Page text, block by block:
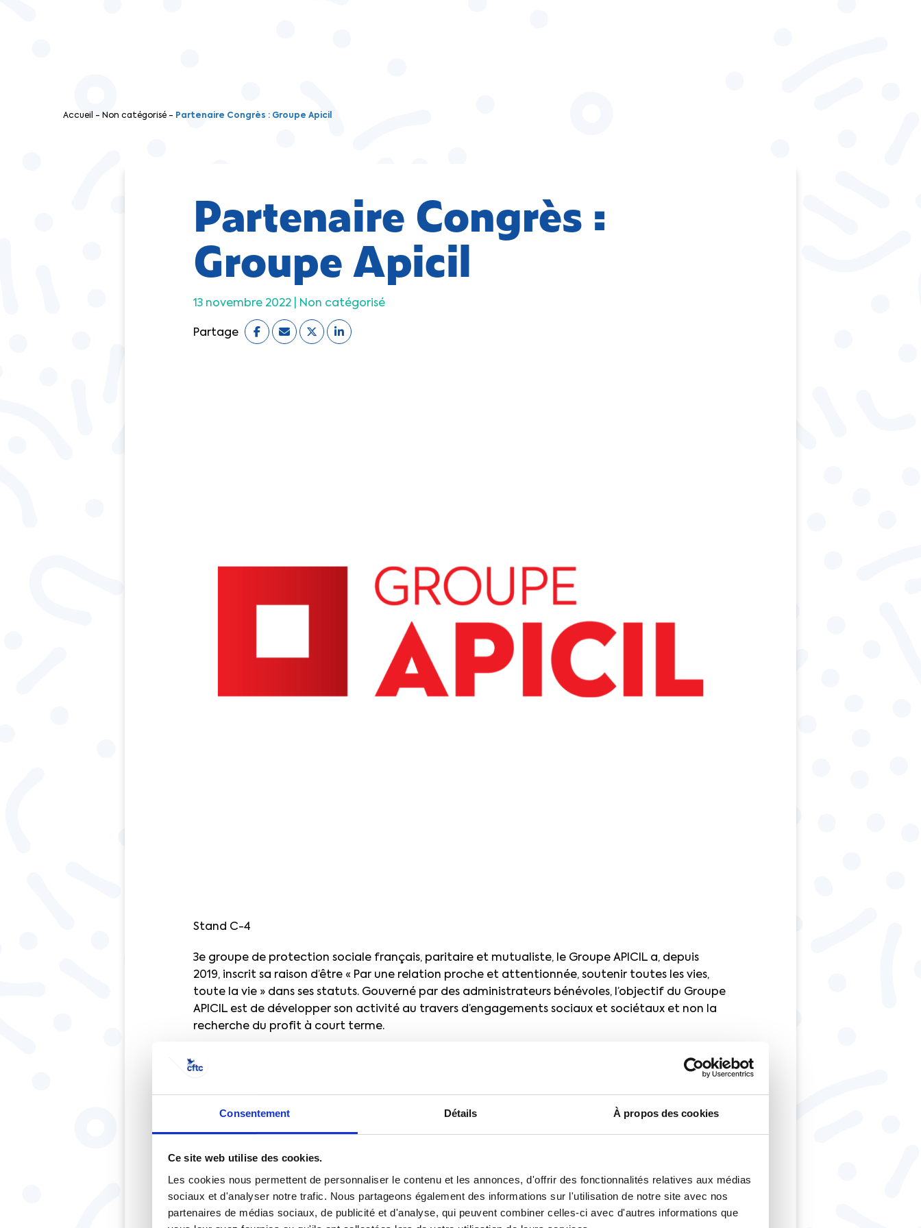
Consentement Détails À propos des cookies
Ce site web utilise des cookies.
Les cookies nous permettent de personnaliser le contenu et les annonces, d'offrir des fonctionnalités relatives aux médias
sociaux et d'analyser notre trafic. Nous partageons également des informations sur l'utilisation de notre site avec nos
partenaires de médias sociaux, de publicité et d'analyse, qui peuvent combiner celles-ci avec d'autres informations que
Accueil - Non catégorisé - Partenaire Congrès : Groupe Apicil
Partenaire Congrès :
Groupe Apicil
13 novembre 2022 | Non catégorisé
Partage
Stand C-4
3e groupe de protection sociale français, paritaire et mutualiste, le Groupe APICIL a, depuis
2019, inscrit sa raison d’être « Par une relation proche et attentionnée, soutenir toutes les vies,
toute la vie » dans ses statuts. Gouverné par des administrateurs bénévoles, l’objectif du Groupe
APICIL est de développer son activité au travers d’engagements sociaux et sociétaux et non la
recherche du profit à court terme.
Parmi ces engagements, le Groupe APICIL a pour ambition de devenir une entreprise reconnue
en matière d’inclusion dans ses actions et dans la société au sens large. Plus que d’exemplarité, il
prenantes : la société, les collaborateurs et futurs salariés, les clients, les partenaires, les
Le Groupe s’appuie par exemple sur l’action sociale, qui agit comme un « incubateur » en
apportant un appui en termes d’accompagnement et/ou de financement dans la création et
la mise en œuvre de projets ou actions à visée sociétale. Ce soutien pour l’intégration des plus
fragilisés dans notre société se manifeste dans l’accompagnement de projets sociétaux